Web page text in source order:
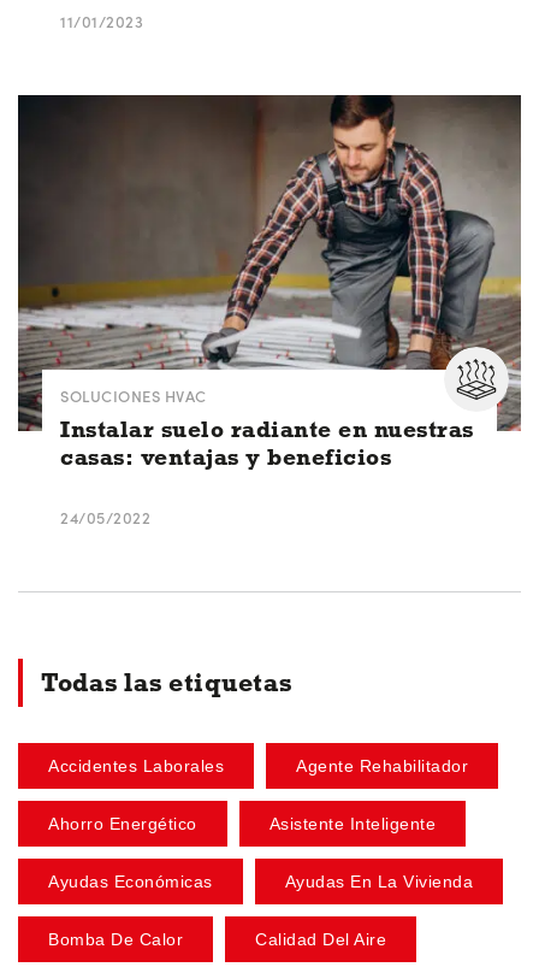
11/01/2023
SOLUCIONES HVAC
Instalar suelo radiante en nuestras
casas: ventajas y beneficios
24/05/2022
Todas las etiquetas
Accidentes Laborales Agente Rehabilitador
Ahorro Energético Asistente Inteligente
Ayudas Económicas Ayudas En La Vivienda
Bomba De Calor Calidad Del Aire